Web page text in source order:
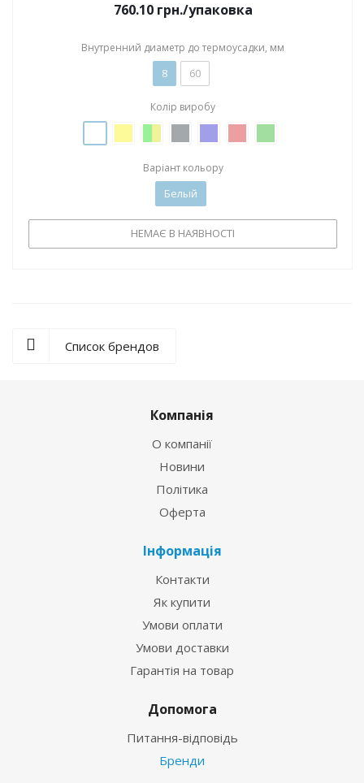
760.10грн./упаковка
Внутренний диаметр до термоусадки, мм
8 60
Колір виробу
Варіант кольору
Белый
НЕМАЄ В НАЯВНОСТІ
Список брендов
Компанія
О компанії
Новини
Політика
Оферта
Інформація
Контакти
Як купити
Умови оплати
Умови доставки
Гарантія на товар
Допомога
Питання-відповідь
Бренди